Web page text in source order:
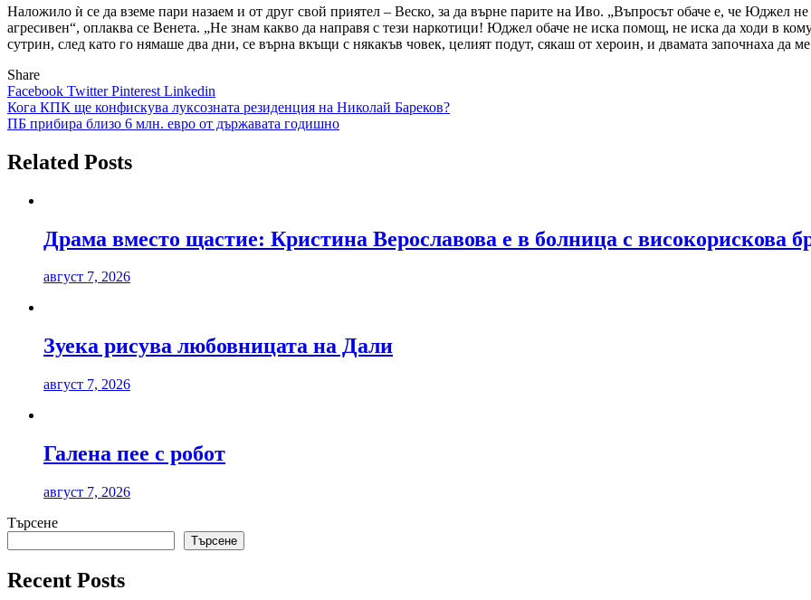
Наложило ѝ се да вземе пари назаем и от друг свой приятел – Веско, за да върне парите на Иво. „Въпросът обаче е, че Юджел
агресивен“, оплаква се Венета. „Не знам какво да направя с тези наркотици! Юджел обаче не иска помощ, не иска да ходи в
сутрин, след като го нямаше два дни, се върна вкъщи с някакъв човек, целият подут, сякаш от хероин, и двамата започнаха да
Share
Facebook TwitterPinterest Linkedin
Навигация
Кога КПК ще конфискува луксозната резиденция на Николай Бареков?
ПБ прибира близо 6 млн. евро от държавата годишно
Related Posts
Драма вместо щастие: Кристина Верославова е в болница с високорискова
август 7, 2026
Зуека рисува любовницата на Дали
август 7, 2026
Галена пее с робот
август 7, 2026
Търсене
Търсене
Recent Posts